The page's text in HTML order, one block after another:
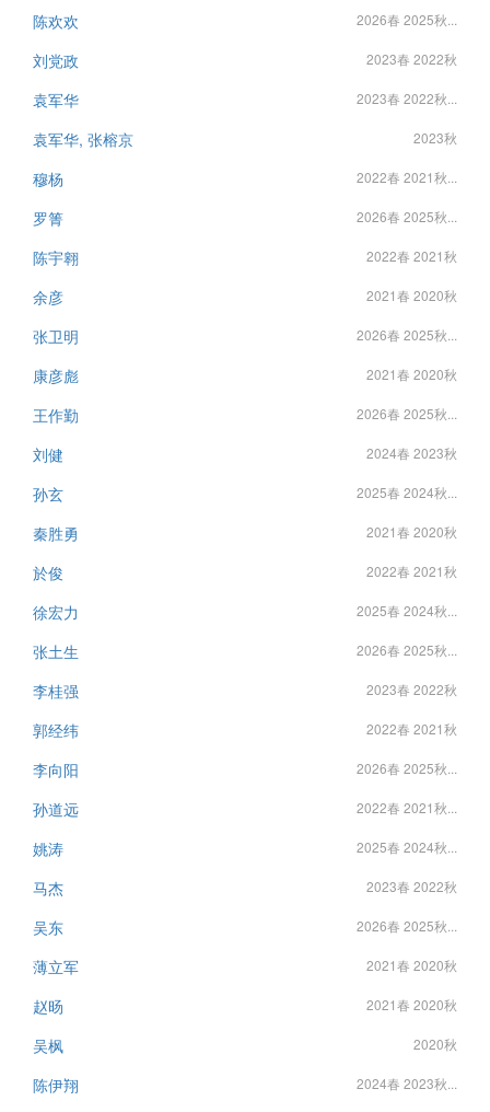
陈欢欢 2026春 2025秋...
刘党政 2023春 2022秋
袁军华 2023春 2022秋...
袁军华, 张榕京 2023秋
穆杨 2022春 2021秋...
罗箐 2026春 2025秋...
陈宇翱 2022春 2021秋
余彦 2021春 2020秋
张卫明 2026春 2025秋...
康彦彪 2021春 2020秋
王作勤 2026春 2025秋...
刘健 2024春 2023秋
孙玄 2025春 2024秋...
秦胜勇 2021春 2020秋
於俊 2022春 2021秋
徐宏力 2025春 2024秋...
张土生 2026春 2025秋...
李桂强 2023春 2022秋
郭经纬 2022春 2021秋
李向阳 2026春 2025秋...
孙道远 2022春 2021秋...
姚涛 2025春 2024秋...
马杰 2023春 2022秋
吴东 2026春 2025秋...
薄立军 2021春 2020秋
赵旸 2021春 2020秋
吴枫 2020秋
陈伊翔 2024春 2023秋...